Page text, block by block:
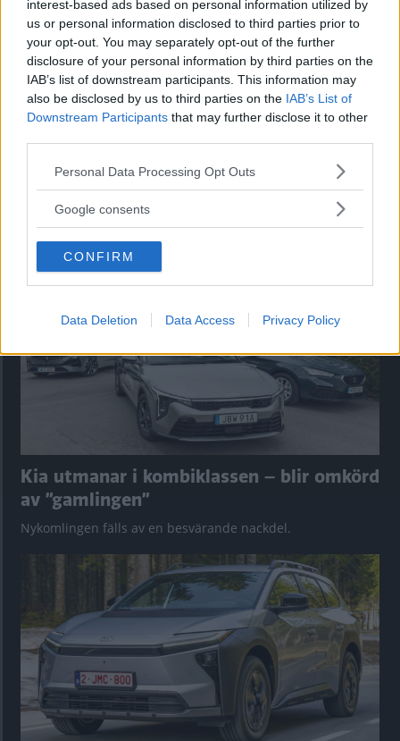
interest-based ads based on personal information utilized by
us or personal information disclosed to third parties prior to
your opt-out. You may separately opt-out of the further
disclosure of your personal information by third parties on the
IAB’s list of downstream participants. This information may
also be disclosed by us to third parties on the IAB’s List of
Downstream Participants that may further disclose it to other
Please note that this website/app uses one or more Google
not limited to your visit or usage behaviour. You may click to
use your data for below specified purposes in below Google
consent section.
Personal Data Processing Opt Outs
Google consents
CONFIRM
Data Deletion Data Access Privacy Policy
Denna tråd är stängd.
Tester: De senaste vi kört
Kia utmanar i kombiklassen – blir omkörd
av ”gamlingen”
Nykomlingen fälls av en besvärande nackdel.